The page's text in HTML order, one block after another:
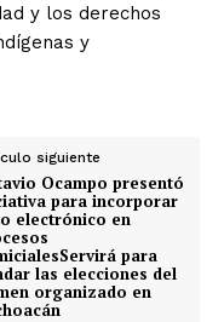
y los derechos
y
siguiente
Ocampo presentó
para incorporar
electrónico en
para
las elecciones del
organizado en